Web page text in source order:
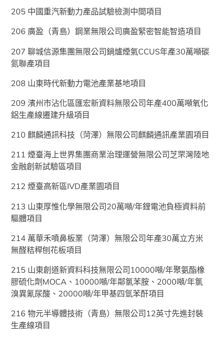
205 中國重汽新動力產品試驗檢測中間項目
206 廣盈（青島）鋼業無限公司廣盈緊密智能智造項目
207 聊城信源集團無限公司鍋爐煙氣CCUS年產30萬噸碳
氮聯產項目
208 山東時代新動力電池產業基地項目
209 濱州市沾化區匯宏新資料無限公司年產400萬噸氧化
鋁生產線遷建升級項目
210 麒麟通訊科技（菏澤）無限公司麒麟通訊產業園項目
211 煙臺海上世界集團商業治理運營無限公司芝罘灣陸地
金融創新試驗區項目
212 煙臺高新區IVD產業園項目
213 山東厚惟化學無限公司20萬噸/年鋰電池負極資料前
驅體項目
214 萬華禾噴鼻板業（菏澤）無限公司年產30萬立方米
無醛秸稈刨花板項目
215 山東創道新資料科技無限公司10000噸/年聚氨酯橡
膠硫化劑MOCA、10000噸/年鄰氯苯胺、2000噸/年氯
溴異氰尿酸、20000噸/年甲基四氫苯酐項目
216 物元半導體技術（青島）無限公司12英寸先進封裝
生產線項目